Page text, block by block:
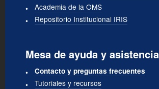
Academia de la OMS
Repositorio Institucional IRIS
Mesa de ayuda y asistencia
Contacto y preguntas frecuentes
Tutoriales y recursos